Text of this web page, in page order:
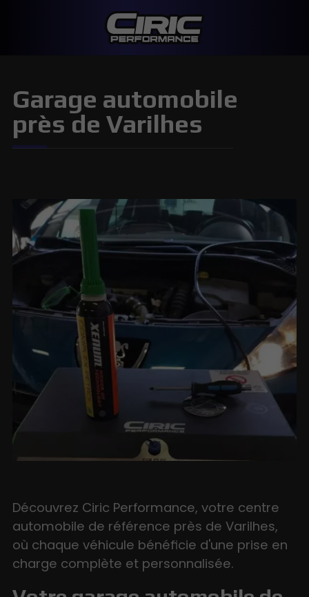
Garage automobile
près de Varilhes
Découvrez Ciric Performance, votre centre
automobile de référence près de Varilhes,
où chaque véhicule bénéficie d'une prise en
charge complète et personnalisée.